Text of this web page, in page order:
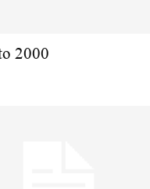
2000